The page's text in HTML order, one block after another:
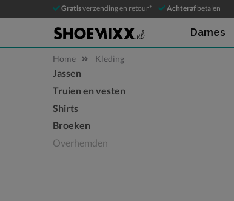
Gratisverzending en retour* Achteraf betalen
Dames
Home Kleding
Sla categorieën over
Jassen
Truien en vesten
Shirts
Broeken
Overhemden